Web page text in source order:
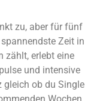
zu, aber für fünf
Zeit in
zählt, erlebt eine
und intensive
gleich ob du Single